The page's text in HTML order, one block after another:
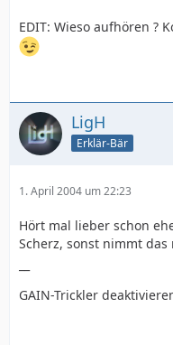
EDIT: Wieso aufhören ?
LigH
Erklär-Bär
1. April 2004 um 22:23
Hört mal lieber schon
Scherz, sonst nimmt
GAIN-Trickler